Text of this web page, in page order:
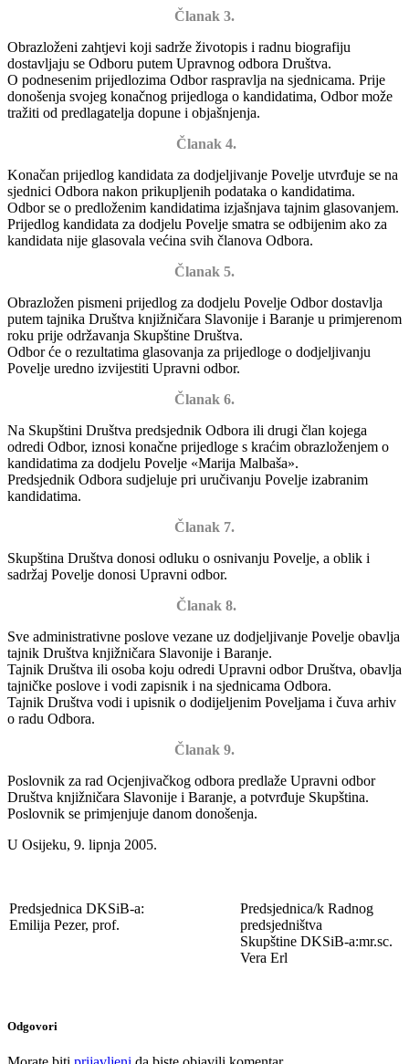
Članak 3.
Obrazloženi zahtjevi koji sadrže životopis i radnu biografiju
dostavljaju se Odboru putem Upravnog odbora Društva.
O podnesenim prijedlozima Odbor raspravlja na sjednicama. Prije
donošenja svojeg konačnog prijedloga o kandidatima, Odbor može
tražiti od predlagatelja dopune i objašnjenja.
Članak 4.
Konačan prijedlog kandidata za dodjeljivanje Povelje utvrđuje se na
sjednici Odbora nakon prikupljenih podataka o kandidatima.
Odbor se o predloženim kandidatima izjašnjava tajnim glasovanjem.
Prijedlog kandidata za dodjelu Povelje smatra se odbijenim ako za
kandidata nije glasovala većina svih članova Odbora.
Članak 5.
Obrazložen pismeni prijedlog za dodjelu Povelje Odbor dostavlja
putem tajnika Društva knjižničara Slavonije i Baranje u primjerenom
roku prije održavanja Skupštine Društva.
Odbor će o rezultatima glasovanja za prijedloge o dodjeljivanju
Povelje uredno izvijestiti Upravni odbor.
Članak 6.
Na Skupštini Društva predsjednik Odbora ili drugi član kojega
odredi Odbor, iznosi konačne prijedloge s kraćim obrazloženjem o
kandidatima za dodjelu Povelje «Marija Malbaša».
Predsjednik Odbora sudjeluje pri uručivanju Povelje izabranim
kandidatima.
Članak 7.
Skupština Društva donosi odluku o osnivanju Povelje, a oblik i
sadržaj Povelje donosi Upravni odbor.
Članak 8.
Sve administrativne poslove vezane uz dodjeljivanje Povelje obavlja
tajnik Društva knjižničara Slavonije i Baranje.
Tajnik Društva ili osoba koju odredi Upravni odbor Društva, obavlja
tajničke poslove i vodi zapisnik i na sjednicama Odbora.
Tajnik Društva vodi i upisnik o dodijeljenim Poveljama i čuva arhiv
o radu Odbora.
Članak 9.
Poslovnik za rad Ocjenjivačkog odbora predlaže Upravni odbor
Društva knjižničara Slavonije i Baranje, a potvrđuje Skupština.
Poslovnik se primjenjuje danom donošenja.
U Osijeku, 9. lipnja 2005.
Predsjednica DKSiB-a:
Emilija Pezer, prof.
Predsjednica/k Radnog
predsjedništva
Skupštine DKSiB-a:mr.sc.
Vera Erl
Odgovori